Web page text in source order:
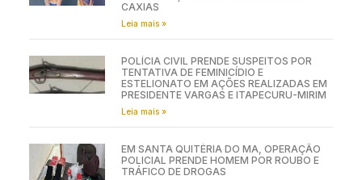
CAXIAS
Leia mais »
POLÍCIA CIVIL PRENDE SUSPEITOS POR
TENTATIVA DE FEMINICÍDIO E
ESTELIONATO EM AÇÕES REALIZADAS EM
PRESIDENTE VARGAS E ITAPECURU-MIRIM
Leia mais »
EM SANTA QUITÉRIA DO MA, OPERAÇÃO
POLICIAL PRENDE HOMEM POR ROUBO E
TRÁFICO DE DROGAS